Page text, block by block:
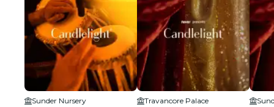
Sunder Nursery
Travancore Palace